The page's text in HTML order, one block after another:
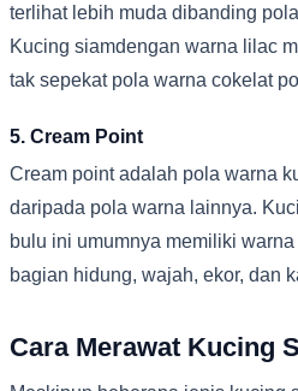
terlihat lebih muda dibanding
Kucing siamdengan warna lilac
tak sepekat pola warna cokelat
5. Cream Point
Cream point adalah pola warna
daripada pola warna lainnya.
bulu ini umumnya memiliki
bagian hidung, wajah, ekor, dan
Cara Merawat Kucing